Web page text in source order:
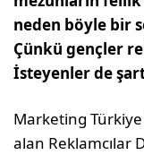
neden böyle bir
Çünkü gençler
İsteyenler de
Marketing
alan Reklamcılar